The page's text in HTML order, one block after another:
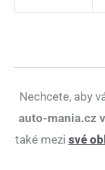
Nechcete, aby
auto-mania.cz
také mezi své